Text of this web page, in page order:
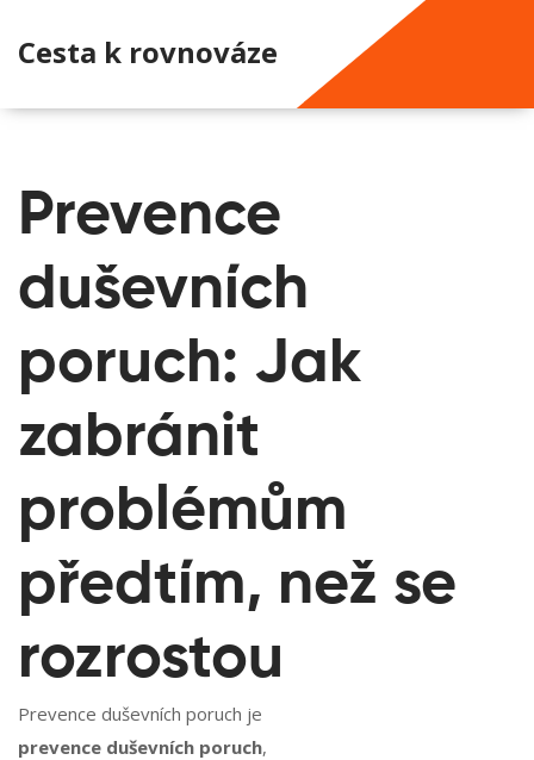
Cesta k rovnováze
Prevence
duševních
poruch: Jak
zabránit
problémům
předtím, než se
rozrostou
Prevence duševních poruch je
prevence duševních poruch,